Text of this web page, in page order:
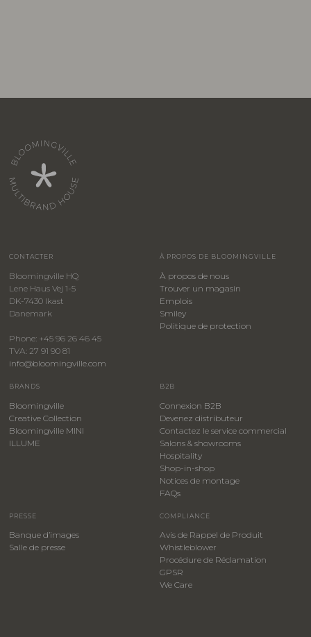
CONTACTER
Bloomingville HQ
Lene Haus Vej 1-5
DK-7430 Ikast
Danemark
Phone: +45 96 26 46 45
TVA: 27 91 90 81
info@bloomingville.com
À PROPOS DE BLOOMINGVILLE
À propos de nous
Trouver un magasin
Emplois
Smiley
​Politique de protection
BRANDS
Bloomingville
Creative Collection
Bloomingville MINI
ILLUME
B2B
Connexion B2B
Devenez distributeur
Contactez le service commercial
Salons & showrooms
Hospitality
​Shop-in-shop
Notices de montage
FAQs
PRESSE
Banque d’images
Salle de presse
COMPLIANCE
Avis de Rappel de Produit
Whistleblower
​Procédure de Réclamation
GPSR
We Care